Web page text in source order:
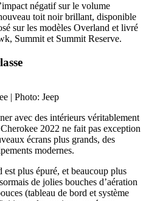
négatif sur le volume
toit noir brillant, disponible
sur les modèles Overland et livré
Summit et Summit Reserve.
| Photo: Jeep
avec des intérieurs véritablement
2022 ne fait pas exception
écrans plus grands, des
modernes.
plus épuré, et beaucoup plus
de jolies bouches d’aération
(tableau de bord et système